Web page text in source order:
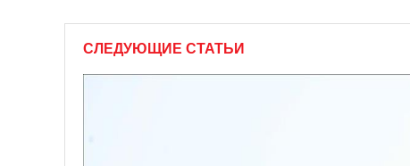
СЛЕДУЮЩИЕ СТАТЬИ